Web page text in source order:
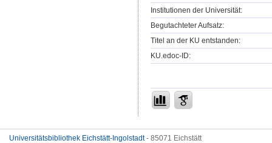
Institutionen der Universität:
Begutachteter Aufsatz:
Titel an der KU entstanden:
KU.edoc-ID:
Universitätsbibliothek Eichstätt-Ingolstadt- 85071 Eichstätt